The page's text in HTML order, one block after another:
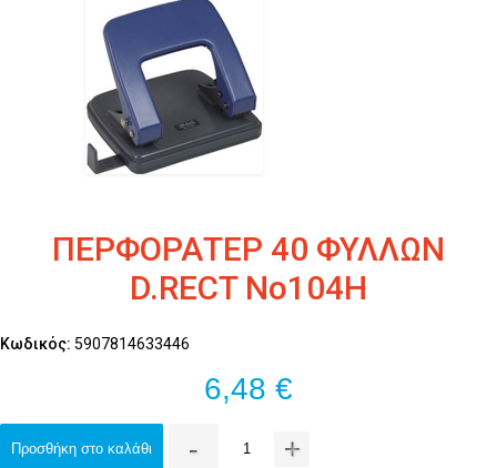
ΠΕΡΦΟΡΑΤΕΡ 40 ΦΥΛΛΩΝ
D.RECT No104H
Κωδικός: 5907814633446
6,48 €
Προσθήκη στο καλάθι - +